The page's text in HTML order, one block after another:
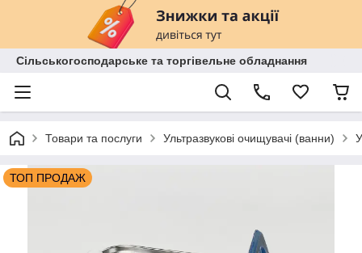
Сільськогосподарське та торгівельне обладнання
Товари та послуги Ультразвукові очищувачі (ванни)
ТОП ПРОДАЖ